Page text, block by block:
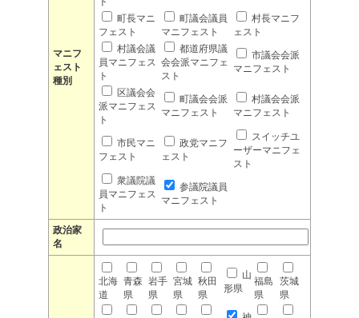
マニフ
ェスト
種別
町長マニ
フェスト
町議会議員
マニフェスト
村長マニフ
ェスト
村議会議
員マニフェス
ト
都道府県議
会会派マニフェ
スト
市議会会派
マニフェスト
区議会会
派マニフェス
ト
町議会会派
マニフェスト
村議会会派
マニフェスト
市民マニ
フェスト
政党マニフ
ェスト
スイッチユ
ーザーマニフェ
スト
衆議院議
員マニフェス
ト
参議院議員
マニフェスト
政治家
名
北海
道
青森
県
岩手
県
宮城
県
秋田
県
山
形県
福島
県
茨城
県